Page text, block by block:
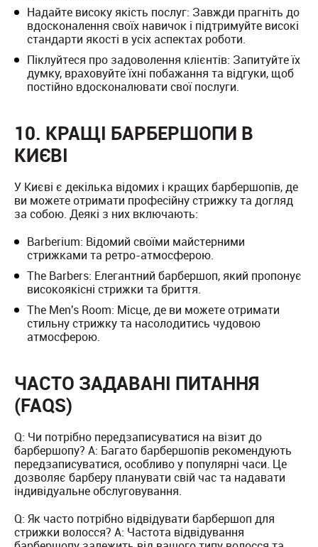
Надайте високу якість послуг: Завжди прагніть до
вдосконалення своїх навичок і підтримуйте високі
стандарти якості в усіх аспектах роботи.
Піклуйтеся про задоволення клієнтів: Запитуйте їх
думку, враховуйте їхні побажання та відгуки, щоб
постійно вдосконалювати свої послуги.
10. КРАЩІ БАРБЕРШОПИ В
КИЄВІ
У Києві є декілька відомих і кращих барбершопів, де
ви можете отримати професійну стрижку та догляд
за собою. Деякі з них включають:
Barberium: Відомий своїми майстерними
стрижками та ретро-атмосферою.
The Barbers: Елегантний барбершоп, який пропонує
високоякісні стрижки та бриття.
The Men's Room: Місце, де ви можете отримати
стильну стрижку та насолодитись чудовою
атмосферою.
ЧАСТО ЗАДАВАНІ ПИТАННЯ
(FAQS)
Q: Чи потрібно передзаписуватися на візит до
барбершопу? A: Багато барбершопів рекомендують
передзаписуватися, особливо у популярні часи. Це
дозволяє барберу планувати свій час та надавати
індивідуальне обслуговування.
Q: Як часто потрібно відвідувати барбершоп для
стрижки волосся? A: Частота відвідування